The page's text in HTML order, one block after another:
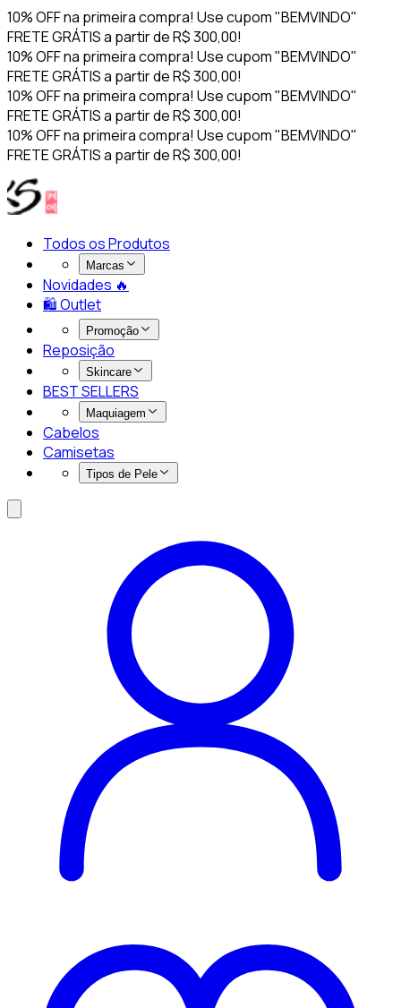
10% OFF na primeira compra! Use cupom "BEMVINDO"
FRETE GRÁTIS a partir de R$ 300,00!
10% OFF na primeira compra! Use cupom "BEMVINDO"
FRETE GRÁTIS a partir de R$ 300,00!
10% OFF na primeira compra! Use cupom "BEMVINDO"
FRETE GRÁTIS a partir de R$ 300,00!
10% OFF na primeira compra! Use cupom "BEMVINDO"
FRETE GRÁTIS a partir de R$ 300,00!
Todos os Produtos
Marcas
Novidades 🔥​
🛍️ Outlet
Promoção
Reposição
Skincare
BEST SELLERS
Maquiagem
Cabelos
Camisetas
Tipos de Pele